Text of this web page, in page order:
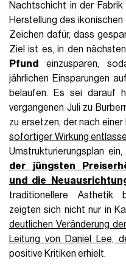
Nachtschicht in der
Herstellung des
Zeichen dafür, dass
Ziel ist es, in den
Pfund
einzusparen,
jährlichen Einsparungen
belaufen. Es sei darauf
vergangenen Juli zu
zu ersetzen, der nach
sofortiger Wirkung
Umstrukturierungsplan
der jüngsten
und die
traditionellere Ästhetik
zeigten sich nicht nur in
deutlichen Veränderung
Leitung von Daniel Lee,
positive Kritiken erhielt.